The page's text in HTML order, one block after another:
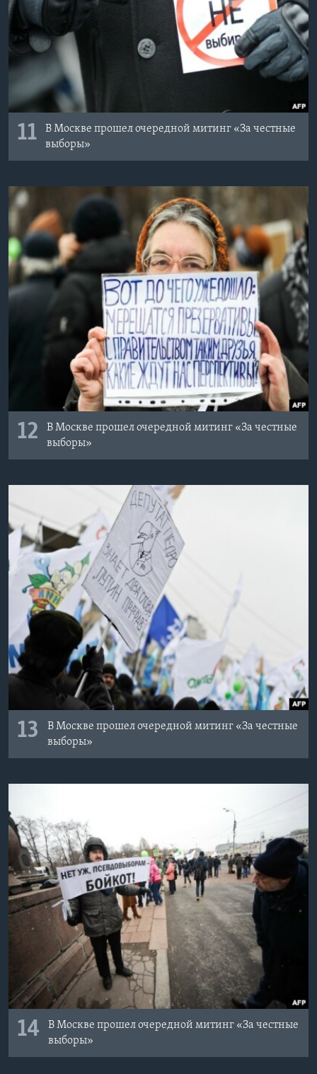
11
В Москве прошел очередной митинг «За честные
выборы»
12
В Москве прошел очередной митинг «За честные
выборы»
13
В Москве прошел очередной митинг «За честные
выборы»
14
В Москве прошел очередной митинг «За честные
выборы»